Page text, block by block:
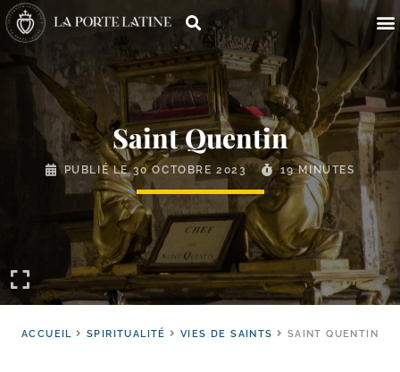
Saint Quentin
PUBLIÉ LE30 OCTOBRE 2023 19 MINUTES
ACCUEIL SPIRITUALITÉ VIES DE SAINTS SAINT QUENTIN